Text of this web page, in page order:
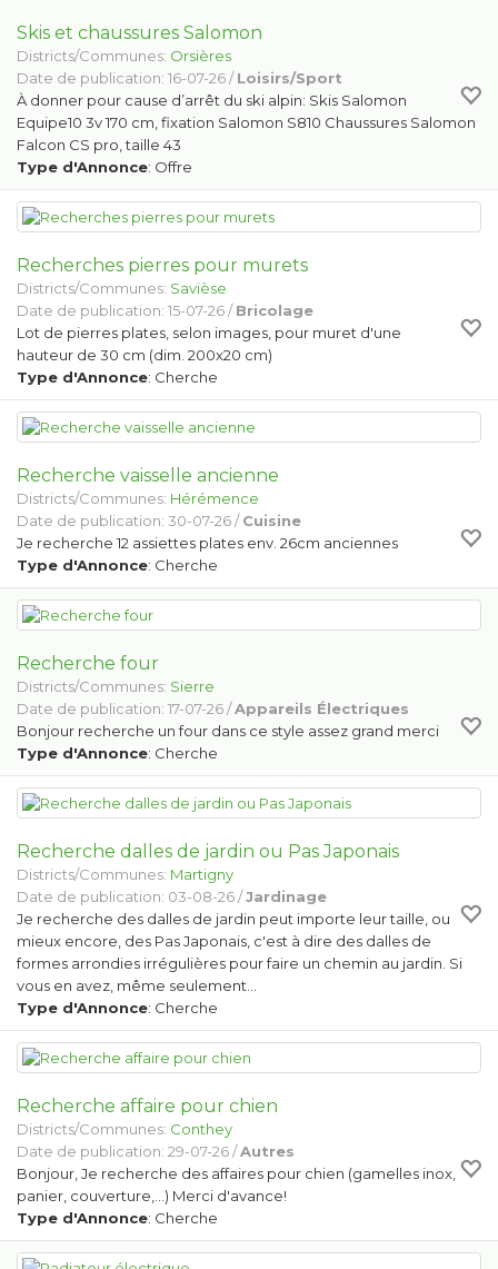
Skis et chaussures Salomon
Districts/Communes: Orsières
Date de publication: 16-07-26 /Loisirs/Sport
À donner pour cause d’arrêt du ski alpin: Skis Salomon
Equipe10 3v 170 cm, fixation Salomon S810 Chaussures Salomon
Falcon CS pro, taille 43
Type d'Annonce: Offre
Recherches pierres pour murets
Districts/Communes: Savièse
Date de publication: 15-07-26 /Bricolage
Lot de pierres plates, selon images, pour muret d'une
hauteur de 30 cm (dim. 200x20 cm)
Type d'Annonce: Cherche
Recherche vaisselle ancienne
Districts/Communes: Hérémence
Date de publication: 30-07-26 /Cuisine
Je recherche 12 assiettes plates env. 26cm anciennes
Type d'Annonce: Cherche
Recherche four
Districts/Communes: Sierre
Date de publication: 17-07-26 /Appareils Électriques
Bonjour recherche un four dans ce style assez grand merci
Type d'Annonce: Cherche
Recherche dalles de jardin ou Pas Japonais
Districts/Communes: Martigny
Date de publication: 03-08-26 /Jardinage
Je recherche des dalles de jardin peut importe leur taille, ou
mieux encore, des Pas Japonais, c'est à dire des dalles de
formes arrondies irrégulières pour faire un chemin au jardin. Si
vous en avez, même seulement…
Type d'Annonce: Cherche
Recherche affaire pour chien
Districts/Communes: Conthey
Date de publication: 29-07-26 /Autres
Bonjour, Je recherche des affaires pour chien (gamelles inox,
panier, couverture,...) Merci d'avance!
Type d'Annonce: Cherche